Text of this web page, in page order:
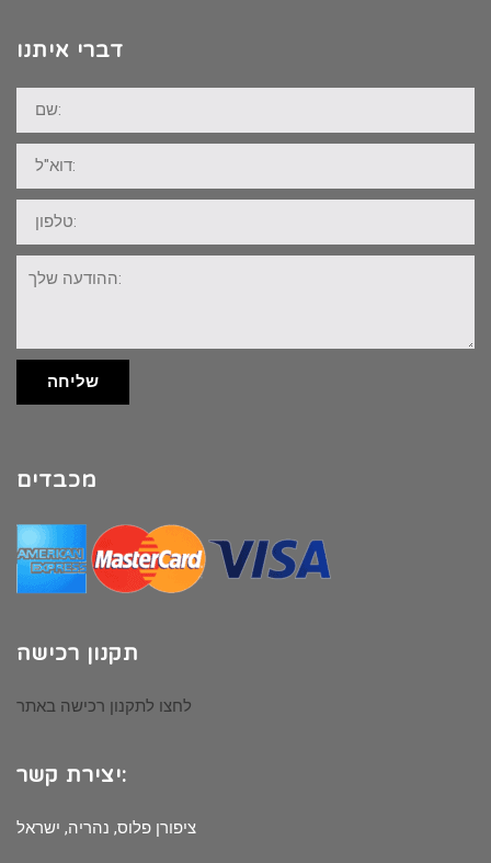
דברי איתנו
שם:
דוא"ל:
טלפון:
ההודעה
שלך:
שליחה
מכבדים
תקנון רכישה
לחצו לתקנון רכישה באתר
יצירת קשר:
ציפורן פלוס, נהריה, ישראל